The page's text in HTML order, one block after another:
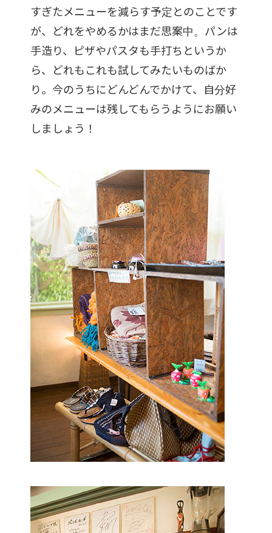
すぎたメニューを減らす予定とのことです
が、どれをやめるかはまだ思案中。パンは
手造り、ピザやパスタも手打ちというか
ら、どれもこれも試してみたいものばか
り。今のうちにどんどんでかけて、自分好
みのメニューは残してもらうようにお願い
しましょう！